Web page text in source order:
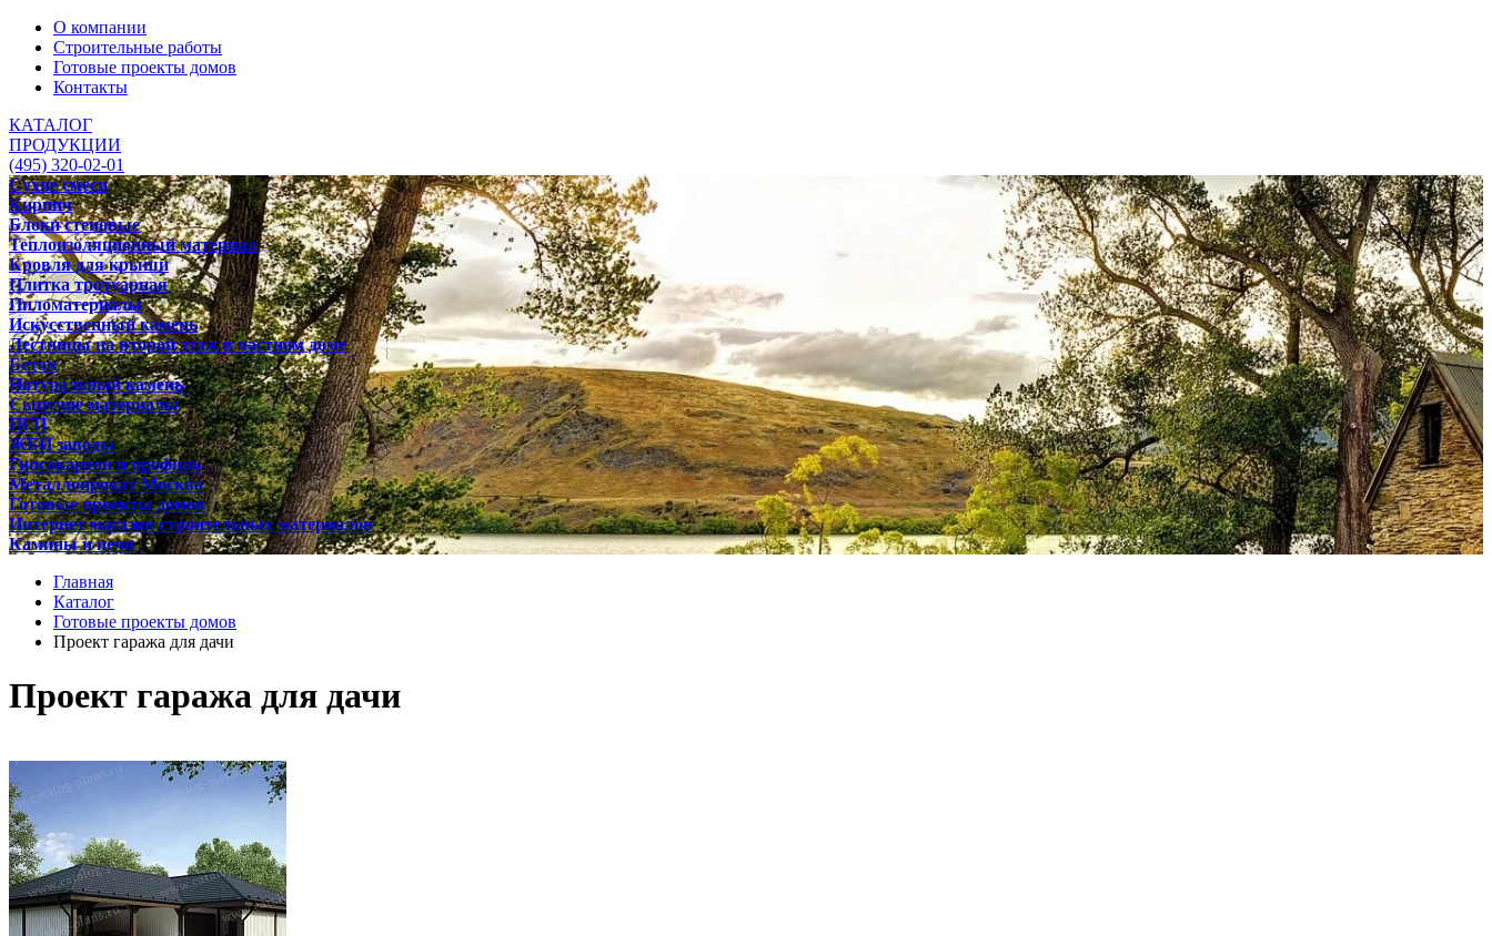
О компании
Строительные работы
Готовые проекты домов
Контакты
КАТАЛОГ
ПРОДУКЦИИ
(495) 320-02-01
Сухие смеси
Кирпич
Блоки стеновые
Теплоизоляционный материал
Кровля для крыши
Плитка тротуарная
Пиломатериалы
Искусственный камень
Лестницы на второй этаж в частном доме
Бетон
Натуральный камень
Сыпучие материалы
ПГП
ЖБИ заводы
Гипсокартон и профиль
Металлопрокат Москва
Готовые проекты домов
Интернет магазин строительных материалов
Камины и печи
Главная
Каталог
Готовые проекты домов
Проект гаража для дачи
Проект гаража для дачи